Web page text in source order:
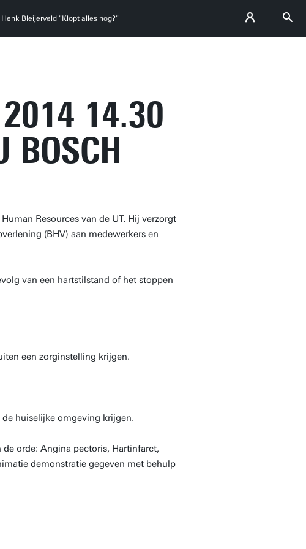
Bleijerveld "Klopt alles nog?"
14.30
BOSCH
Resources van de UT. Hij verzorgt
(BHV) aan medewerkers en
van een hartstilstand of het stoppen
een zorginstelling krijgen.
huiselijke omgeving krijgen.
orde: Angina pectoris, Hartinfarct,
demonstratie gegeven met behulp